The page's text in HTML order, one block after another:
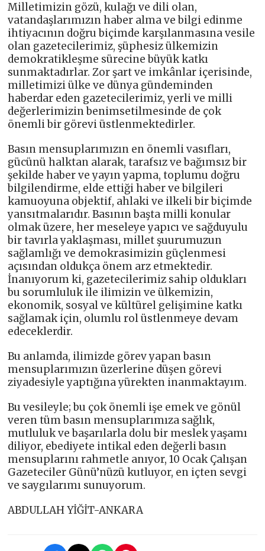
Milletimizin gözü, kulağı ve dili olan,
vatandaşlarımızın haber alma ve bilgi edinme
ihtiyacının doğru biçimde karşılanmasına vesile
olan gazetecilerimiz, şüphesiz ülkemizin
demokratikleşme sürecine büyük katkı
sunmaktadırlar. Zor şart ve imkânlar içerisinde,
milletimizi ülke ve dünya gündeminden
haberdar eden gazetecilerimiz, yerli ve milli
değerlerimizin benimsetilmesinde de çok
önemli bir görevi üstlenmektedirler.
Basın mensuplarımızın en önemli vasıfları,
gücünü halktan alarak, tarafsız ve bağımsız bir
şekilde haber ve yayın yapma, toplumu doğru
bilgilendirme, elde ettiği haber ve bilgileri
kamuoyuna objektif, ahlaki ve ilkeli bir biçimde
yansıtmalarıdır. Basının başta milli konular
olmak üzere, her meseleye yapıcı ve sağduyulu
bir tavırla yaklaşması, millet şuurumuzun
sağlamlığı ve demokrasimizin güçlenmesi
açısından oldukça önem arz etmektedir.
İnanıyorum ki, gazetecilerimiz sahip oldukları
bu sorumluluk ile ilimizin ve ülkemizin,
ekonomik, sosyal ve kültürel gelişimine katkı
sağlamak için, olumlu rol üstlenmeye devam
edeceklerdir.
Bu anlamda, ilimizde görev yapan basın
mensuplarımızın üzerlerine düşen görevi
ziyadesiyle yaptığına yürekten inanmaktayım.
Bu vesileyle; bu çok önemli işe emek ve gönül
veren tüm basın mensuplarımıza sağlık,
mutluluk ve başarılarla dolu bir meslek yaşamı
diliyor, ebediyete intikal eden değerli basın
mensuplarını rahmetle anıyor, 10 Ocak Çalışan
Gazeteciler Günü’nüzü kutluyor, en içten sevgi
ve saygılarımı sunuyorum.
ABDULLAH YİĞİT-ANKARA